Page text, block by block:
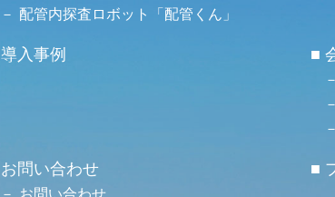
配管内探査ロボット「配管くん」
導入事例
お問い合わせ
お問い合わせ